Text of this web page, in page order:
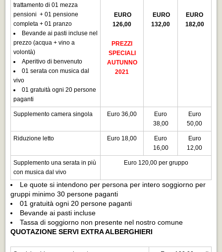
trattamento di 01 mezza
pensioni + 01 pensione
completa + 01 pranzo
Bevande ai pasti incluse nel
prezzo (acqua + vino a
volontà)
Aperitivo di benvenuto
01 serata con musica dal
vivo
01 gratuità ogni 20 persone
paganti
EURO
126,00
PREZZI
SPECIALI
AUTUNNO
2021
EURO
132,00
EURO
182,00
Supplemento camera singola Euro 36,00
Euro
38,00
Euro
50,00
Riduzione letto Euro 18,00
Euro
16,00
Euro
12,00
Supplemento una serata in più
con musica dal vivo
Euro 120,00 per gruppo
Le quote si intendono per persona per intero soggiorno per
gruppi minimo 30 persone paganti
01 gratuità ogni 20 persone paganti
Bevande ai pasti incluse
Tassa di soggiorno non presente nel nostro comune
QUOTAZIONE SERVI EXTRA ALBERGHIERI